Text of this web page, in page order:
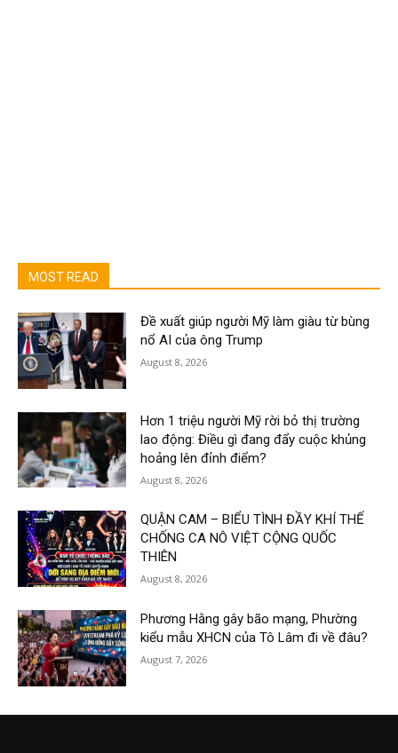
MOST READ
Đề xuất giúp người Mỹ làm giàu từ bùng
nổ AI của ông Trump
August 8, 2026
Hơn 1 triệu người Mỹ rời bỏ thị trường
lao động: Điều gì đang đẩy cuộc khủng
hoảng lên đỉnh điểm?
August 8, 2026
QUẬN CAM – BIỂU TÌNH ĐẦY KHÍ THẾ
CHỐNG CA NÔ VIỆT CỘNG QUỐC
THIÊN
August 8, 2026
Phương Hằng gây bão mạng, Phường
kiểu mẫu XHCN của Tô Lâm đi về đâu?
August 7, 2026